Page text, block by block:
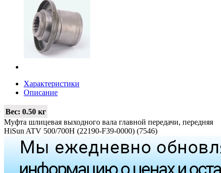
Характеристики
Описание
Вес: 0.50 кг
Муфта шлицевая выходного вала главной передачи, передняя
HiSun ATV 500/700H (22190-F39-0000) (7546)